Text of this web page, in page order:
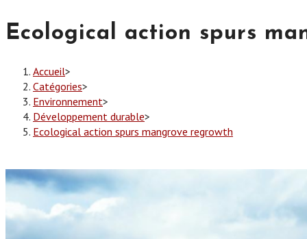
Ecological action spurs
Accueil>
Catégories>
Environnement>
Développement durable>
Ecological action spurs mangrove regrowth